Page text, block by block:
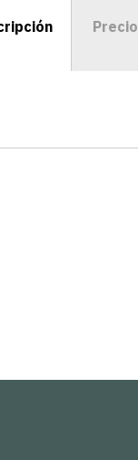
Precio